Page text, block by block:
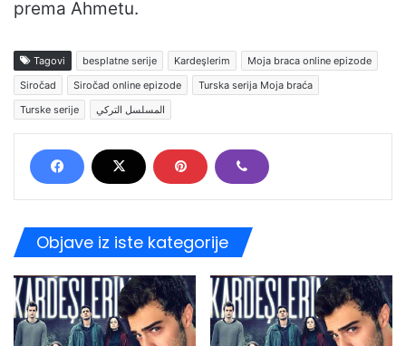
prema Ahmetu.
Tagovi besplatne serije Kardeşlerim
Moja braca online epizode
Siročad
Siročad online epizode
Turska serija Moja braća
Turske serije
المسلسل التركي
Objave iz iste kategorije